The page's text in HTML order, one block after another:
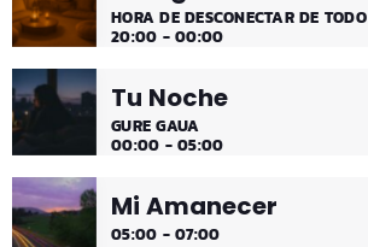
HORA DE DESCONECTAR DE TODO
20:00 - 00:00
Tu Noche
GURE GAUA
00:00 - 05:00
Mi Amanecer
05:00 - 07:00